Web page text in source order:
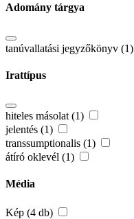
Adomány tárgya
tanúvallatási jegyzőkönyv (1)
Irattípus
hiteles másolat (1)
jelentés (1)
transsumptionalis (1)
átíró oklevél (1)
Média
Kép (4 db)